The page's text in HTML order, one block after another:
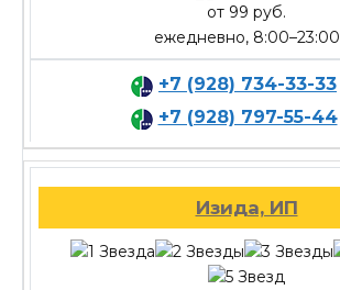
от 99 руб.
ежедневно, 8:00–23:00
+7 (928) 734-33-33
+7 (928) 797-55-44
Изида, ИП